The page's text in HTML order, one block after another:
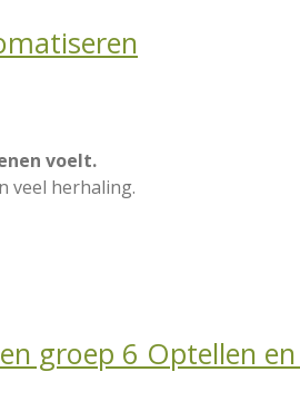
voelt.
veel herhaling.
groep 6 Optellen